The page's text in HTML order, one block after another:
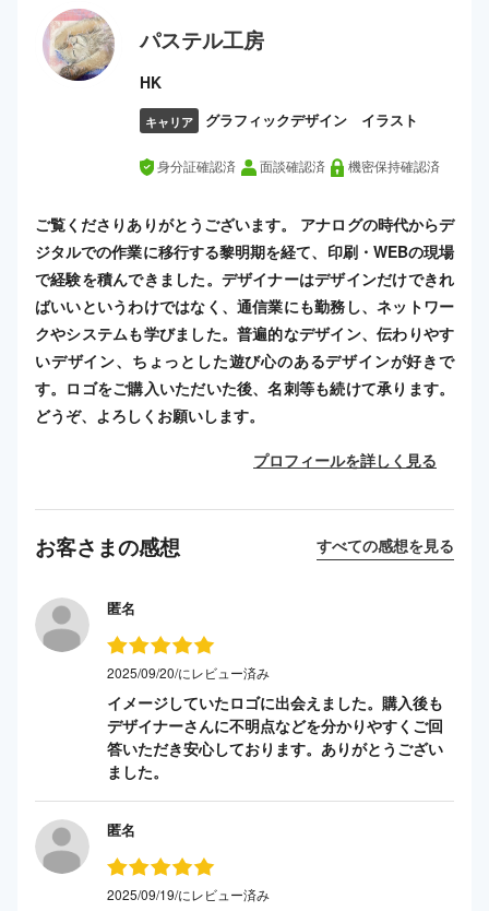
パステル工房
HK
キャリア グラフィックデザイン イラスト
身分証確認済 面談確認済 機密保持確認済
ご覧くださりありがとうございます。 アナログの時代からデ
ジタルでの作業に移行する黎明期を経て、印刷・WEBの現場
で経験を積んできました。デザイナーはデザインだけできれ
ばいいというわけではなく、通信業にも勤務し、ネットワー
クやシステムも学びました。普遍的なデザイン、伝わりやす
いデザイン、ちょっとした遊び心のあるデザインが好きで
す。ロゴをご購入いただいた後、名刺等も続けて承ります。
どうぞ、よろしくお願いします。
プロフィールを詳しく見る
お客さまの感想 すべての感想を見る
匿名
2025/09/20/にレビュー済み
イメージしていたロゴに出会えました。購入後も
デザイナーさんに不明点などを分かりやすくご回
答いただき安心しております。ありがとうござい
ました。
匿名
2025/09/19/にレビュー済み